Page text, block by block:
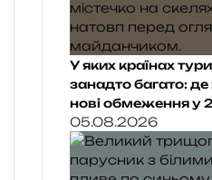
У яких країнах
занадто багато:
нові обмеження у
05.08.2026